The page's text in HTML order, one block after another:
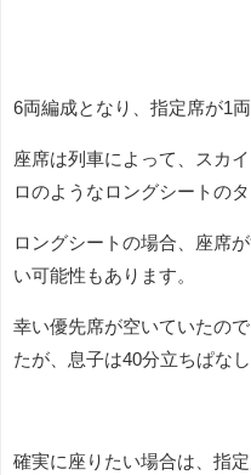
6両編成となり、指定席が1
座席は列車によって、スカ
ロのようなロングシートのタ
ロングシートの場合、座席
い可能性もあります。
幸い優先席が空いていたの
たが、息子は40分立ちぱな
確実に座りたい場合は、指